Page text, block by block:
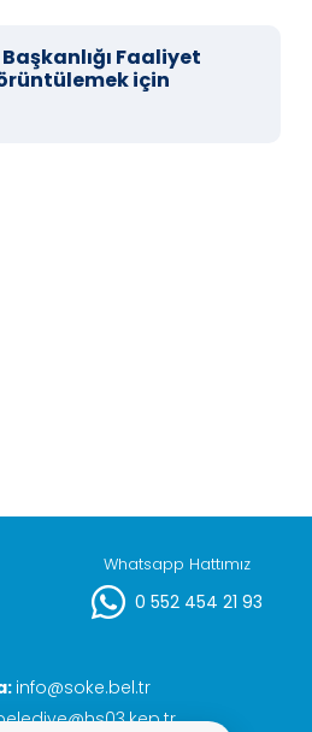
Faaliyet
için
Whatsapp Hattımız
0 552 454 21 93
info@soke.bel.tr